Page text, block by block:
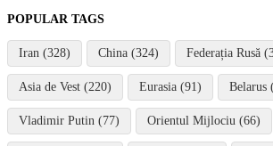
POPULAR TAGS
Iran (328) China (324) Federația Rusă
Asia de Vest (220) Eurasia (91) Belarus
Vladimir Putin (77) Orientul Mijlociu (66)